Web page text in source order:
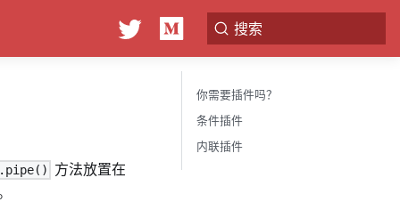
搜索
方法放置在
你需要插件吗？
条件插件
内联插件